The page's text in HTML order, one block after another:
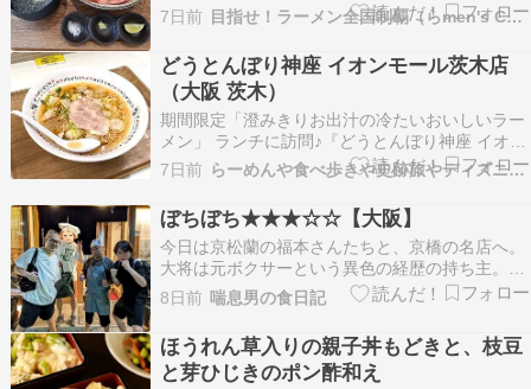
メンです????ｲﾛｲﾛｲｿｶﾞｼｲ本日は日帰り”らめくら
ツアー”です。実は????のあの方もお誘いしまし
たがタイミング合わず残念。と、言う事で朝から
下道で気合いの北上???????…
7日前 目指せ！ラーメン全国制覇（らmen's CLUB）
どうとんぼり神座 イオンモール茨木店
（大阪 茨木）
期間限定「澄みきりお出汁の冷たいおいしいラー
メン」 ランチに訪問♪『どうとんぼり神座 イオン
モール茨木店』 この日は映画鑑賞でイオンモール
茨木へ♪ランチは大好きな「どうとんぼり神座」
さんへ伺いました。お店で美味しいラーメンを頂
く事が出来て嬉しいです♪ －＾－＾－＾－＾－＾
－＾－…
7日前 らーめんや食べ歩きや史跡旅やディズニーのブログ
ぼちぼち★★★☆☆【大阪】
今日は京松蘭の福本さんたちと、京橋の名店へ。
大将は元ボクサーという異色の経歴の持ち主。強
面ながらもこだわりは人一倍強く、独学で磨いた
発想から生まれる料理は、どれも手間暇を惜しま
ないユニークな一皿ばかりでした。 付きだし3種
●薩摩芋バタートリュフ塩昆布●アメーラトマトの
お浸し●蓮…
8日前 喘息男の食日記
ほうれん草入りの親子丼もどきと、枝豆
と芽ひじきのポン酢和え